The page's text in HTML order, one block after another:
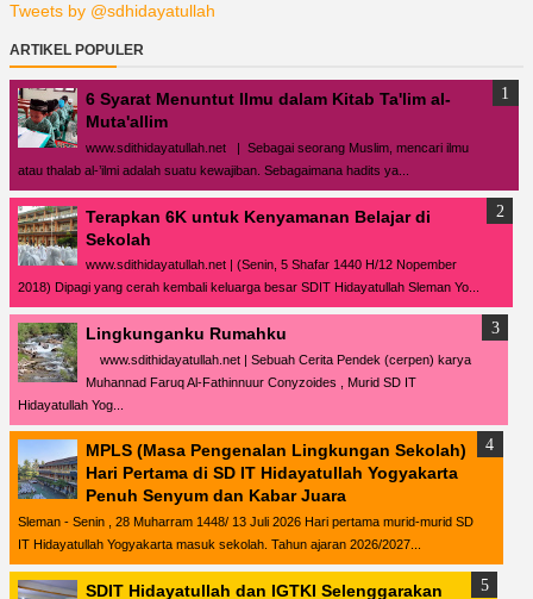
Tweets by @sdhidayatullah
ARTIKEL POPULER
6 Syarat Menuntut Ilmu dalam Kitab Ta'lim al-
Muta'allim
www.sdithidayatullah.net | Sebagai seorang Muslim, mencari ilmu
atau thalab al-’ilmi adalah suatu kewajiban. Sebagaimana hadits ya...
Terapkan 6K untuk Kenyamanan Belajar di
Sekolah
www.sdithidayatullah.net | (Senin, 5 Shafar 1440 H/12 Nopember
2018) Dipagi yang cerah kembali keluarga besar SDIT Hidayatullah Sleman Yo...
Lingkunganku Rumahku
www.sdithidayatullah.net | Sebuah Cerita Pendek (cerpen) karya
Muhannad Faruq Al-Fathinnuur Conyzoides , Murid SD IT
Hidayatullah Yog...
MPLS (Masa Pengenalan Lingkungan Sekolah)
Hari Pertama di SD IT Hidayatullah Yogyakarta
Penuh Senyum dan Kabar Juara
Sleman - Senin , 28 Muharram 1448/ 13 Juli 2026 Hari pertama murid-murid SD
IT Hidayatullah Yogyakarta masuk sekolah. Tahun ajaran 2026/2027...
SDIT Hidayatullah dan IGTKI Selenggarakan